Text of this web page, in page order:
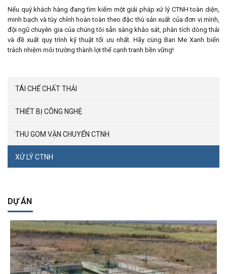
Nếu quý khách hàng đang tìm kiếm một giải pháp xử lý CTNH toàn diện,
minh bạch và tùy chỉnh hoàn toàn theo đặc thù sản xuất của đơn vị mình,
đội ngũ chuyên gia của chúng tôi sẵn sàng khảo sát, phân tích dòng thải
và đề xuất quy trình kỹ thuật tối ưu nhất. Hãy cùng Ban Me Xanh biến
trách nhiệm môi trường thành lợi thế cạnh tranh bền vững!
TÁI CHẾ CHẤT THẢI
THIẾT BỊ CÔNG NGHỆ
THU GOM VẬN CHUYỂN CTNH
XỬ LÝ CTNH
DỰ ÁN